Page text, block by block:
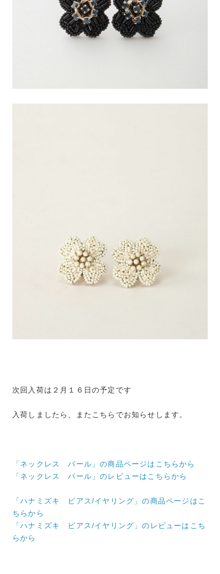
次回入荷は２月１６日の予定です
入荷しましたら、またこちらでお知らせします。
「ネックレス パール」の商品ページはこちらから
「ネックレス パール」のレビューはこちらから
「ハナミズキ ピアス/イヤリング」の商品ページはこ
ちらから
「ハナミズキ ピアス/イヤリング」のレビューはこち
らから